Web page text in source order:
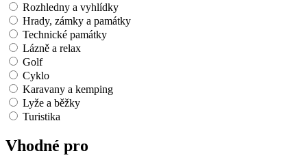
Rozhledny a vyhlídky
Hrady, zámky a památky
Technické památky
Lázně a relax
Golf
Cyklo
Karavany a kemping
Lyže a běžky
Turistika
Vhodné pro